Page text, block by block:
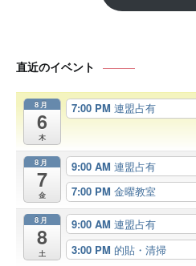
直近のイベント
8月
6
木
7:00 PM 連盟占有
8月
7
金
9:00 AM 連盟占有
7:00 PM 金曜教室
8月
8
土
9:00 AM 連盟占有
3:00 PM 的貼・清掃